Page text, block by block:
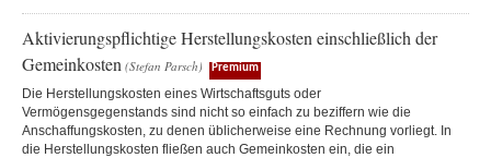
Aktivierungspflichtige Herstellungskosten einschließlich der
Gemeinkosten (Stefan Parsch) Premium
Die Herstellungskosten eines Wirtschaftsguts oder
Vermögensgegenstands sind nicht so einfach zu beziffern wie die
Anschaffungskosten, zu denen üblicherweise eine Rechnung vorliegt. In
die Herstellungskosten fließen auch Gemeinkosten ein, die ein